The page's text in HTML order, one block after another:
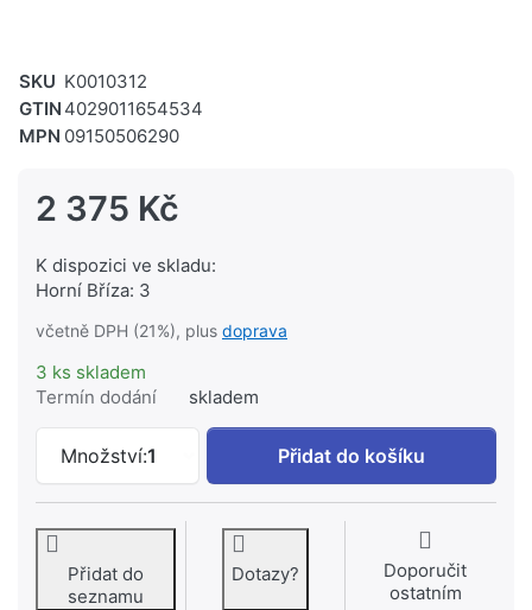
SKU K0010312
GTIN 4029011654534
MPN 09150506290
2 375 Kč
K dispozici ve skladu:
Horní Bříza: 3
včetně DPH (21%), plus doprava
3 ks skladem
Termín dodání
skladem
Množství:1
DORNBRACHT EHM cartridge -
Přidat do košíku
Přidat do
seznamu
Dotazy?
Doporučit
ostatním